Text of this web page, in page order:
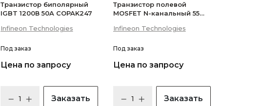
Транзистор биполярный
IGBT 1200В 50A COPAK247
Infineon Technologies
Под заказ
Цена по запросу
Заказать
Транзистор полевой
MOSFET N-канальный 55В
лента на катушке
Infineon Technologies
Под заказ
Цена по запросу
Заказать